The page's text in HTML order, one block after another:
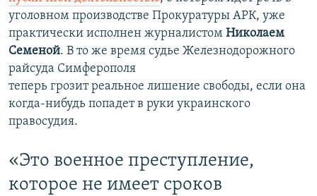
уголовном производстве Прокуратуры АРК, уже
практически исполнен журналистом Николаем
Семеной. В то же время судье Железнодорожного
райсуда Симферополя
теперь грозит реальное лишение свободы, если она
когда-нибудь попадет в руки украинского
правосудия.
«Это военное преступление,
которое не имеет сроков